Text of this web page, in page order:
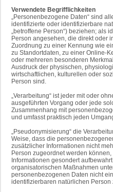
Verwendete Begrifflichkeiten
„Personenbezogene Daten“ sind
identifizierte oder identifizierbare
„betroffene Person“) beziehen; als
Person angesehen, die direkt oder
Zuordnung zu einer Kennung wie
zu Standortdaten, zu einer Online-
oder mehreren besonderen
Ausdruck der physischen,
wirtschaftlichen, kulturellen oder
Person sind.
„Verarbeitung“ ist jeder mit oder
ausgeführten Vorgang oder jede
Zusammenhang mit
und umfasst praktisch jeden
„Pseudonymisierung“ die
Weise, dass die
zusätzlicher Informationen nicht
Person zugeordnet werden
Informationen gesondert
organisatorischen Maßnahmen
personenbezogenen Daten nicht
identifizierbaren natürlichen